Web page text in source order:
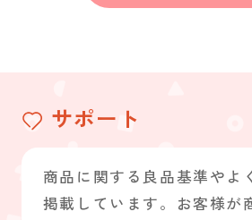
サポート
商品に関する良品基準やよ
掲載しています。お客様が